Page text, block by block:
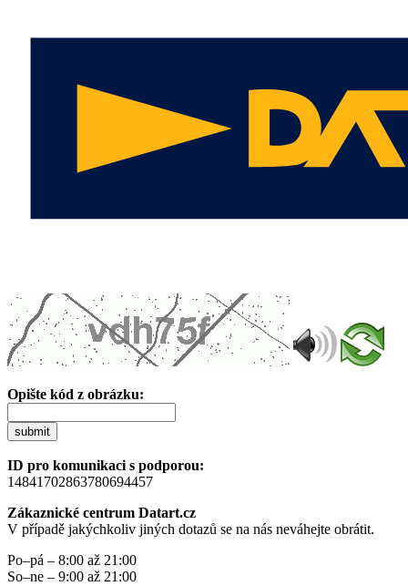
Opište kód z obrázku:
submit
ID pro komunikaci s podporou:
14841702863780694457
Zákaznické centrum Datart.cz
V případě jakýchkoliv jiných dotazů se na nás neváhejte obrátit.
Po–pá – 8:00 až 21:00
So–ne – 9:00 až 21:00